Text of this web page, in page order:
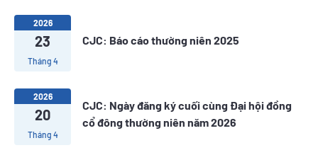
2026
23
Tháng 4
CJC: Báo cáo thường niên 2025
2026
20
Tháng 4
CJC: Ngày đăng ký cuối cùng Đại hội đồng
cổ đông thường niên năm 2026